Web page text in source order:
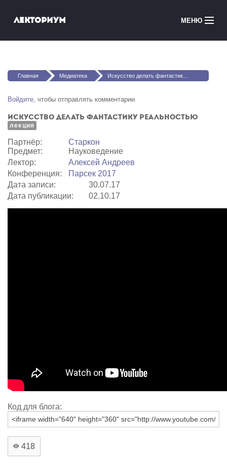
Лекториум МЕНЮ
Медиатека
Courses in English
Вы здесь
Главная Медиатека Искусство делать фантастику реальностью
Войдите, чтобы отправлять комментарии
Искусство делать фантастику реальностью
лекция
Партнёр:
Старкон
Предмет:
Науковедение
Лектор:
Алексей Андреев
Конференция:
Парсек 2017
Дата записи:
30.07.17
Дата публикации:
02.10.17
Код для блога:
418